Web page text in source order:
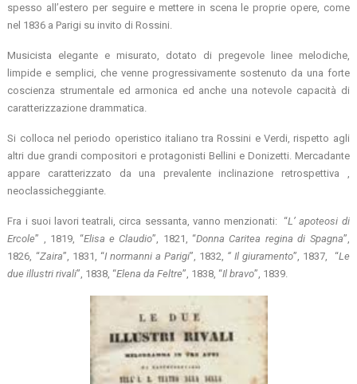
spesso all’estero per seguire e mettere in scena le proprie opere, come
nel 1836 a Parigi su invito di Rossini.
Musicista elegante e misurato, dotato di pregevole linee melodiche,
limpide e semplici, che venne progressivamente sostenuto da una forte
coscienza strumentale ed armonica ed anche una notevole capacità di
caratterizzazione drammatica.
Si colloca nel periodo operistico italiano tra Rossini e Verdi, rispetto agli
altri due grandi compositori e protagonisti Bellini e Donizetti. Mercadante
appare caratterizzato da una prevalente inclinazione retrospettiva ,
neoclassicheggiante.
Fra i suoi lavori teatrali, circa sessanta, vanno menzionati: “L’ apoteosi di
Ercole” , 1819, “Elisa e Claudio”, 1821, “Donna Caritea regina di Spagna”,
1826, “Zaira”, 1831, “I normanni a Parigi”, 1832, “ Il giuramento”, 1837, “Le
due illustri rivali”, 1838, “Elena da Feltre”, 1838, “Il bravo”, 1839.